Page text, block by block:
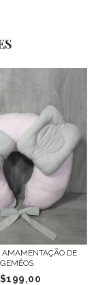
DE
GEMÊOS